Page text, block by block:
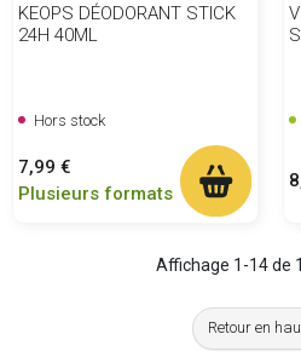
KEOPS DÉODORANT STICK
24H 40ML
Hors stock
Prix
7,99 €
Plusieurs formats
Affichage 1-14 de
Retour en